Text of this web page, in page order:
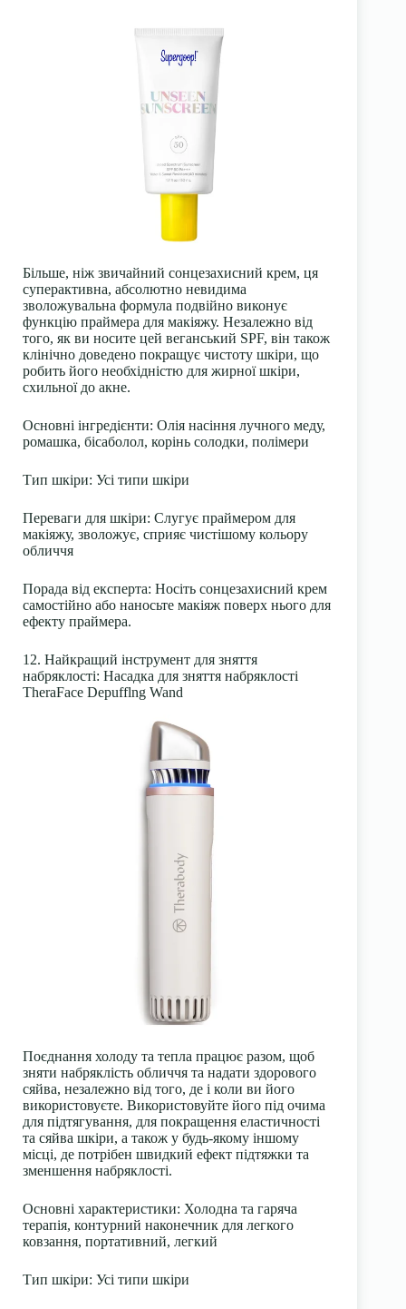
Більше, ніж звичайний сонцезахисний крем, ця
суперактивна, абсолютно невидима
зволожувальна формула подвійно виконує
функцію праймера для макіяжу. Незалежно від
того, як ви носите цей веганський SPF, він також
клінічно доведено покращує чистоту шкіри, що
робить його необхідністю для жирної шкіри,
схильної до акне.
Основні інгредієнти: Олія насіння лучного меду,
ромашка, бісаболол, корінь солодки, полімери
Тип шкіри: Усі типи шкіри
Переваги для шкіри: Слугує праймером для
макіяжу, зволожує, сприяє чистішому кольору
обличчя
Порада від експерта: Носіть сонцезахисний крем
самостійно або наносьте макіяж поверх нього для
ефекту праймера.
12. Найкращий інструмент для зняття
набряклості: Насадка для зняття набряклості
TheraFace Depufflng Wand
Поєднання холоду та тепла працює разом, щоб
зняти набряклість обличчя та надати здорового
сяйва, незалежно від того, де і коли ви його
використовуєте. Використовуйте його під очима
для підтягування, для покращення еластичності
та сяйва шкіри, а також у будь-якому іншому
місці, де потрібен швидкий ефект підтяжки та
зменшення набряклості.
Основні характеристики: Холодна та гаряча
терапія, контурний наконечник для легкого
ковзання, портативний, легкий
Тип шкіри: Усі типи шкіри